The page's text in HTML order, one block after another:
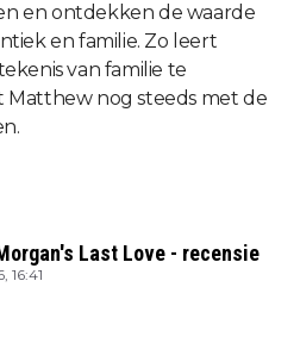
en ontdekken de waarde
en familie. Zo leert
van familie te
nog steeds met de
Last Love - recensie
16:41